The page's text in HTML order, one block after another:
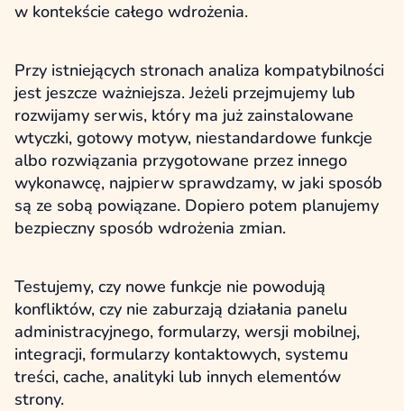
w kontekście całego wdrożenia.
Przy istniejących stronach analiza kompatybilności
jest jeszcze ważniejsza. Jeżeli przejmujemy lub
rozwijamy serwis, który ma już zainstalowane
wtyczki, gotowy motyw, niestandardowe funkcje
albo rozwiązania przygotowane przez innego
wykonawcę, najpierw sprawdzamy, w jaki sposób
są ze sobą powiązane. Dopiero potem planujemy
bezpieczny sposób wdrożenia zmian.
Testujemy, czy nowe funkcje nie powodują
konfliktów, czy nie zaburzają działania panelu
administracyjnego, formularzy, wersji mobilnej,
integracji, formularzy kontaktowych, systemu
treści, cache, analityki lub innych elementów
strony.